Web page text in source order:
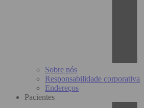
Sobre nós
Responsabilidade corporativa
Endereços
Pacientes